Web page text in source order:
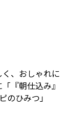
、おしゃれに
『朝仕込み』
のひみつ」